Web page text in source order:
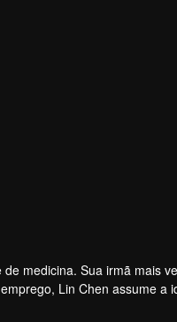
medicina. Sua irmã mais
Lin Chen assume a
durante seus tempos de